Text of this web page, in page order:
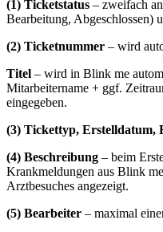
(1) Ticketstatus – zweifach
Bearbeitung, Abgeschlossen)
(2) Ticketnummer – wird
Titel – wird in Blink me
Mitarbeitername + ggf.
eingegeben.
(3) Tickettyp, Erstelldatum,
(4) Beschreibung – beim
Krankmeldungen aus Blink
Arztbesuches angezeigt.
(5) Bearbeiter – maximal